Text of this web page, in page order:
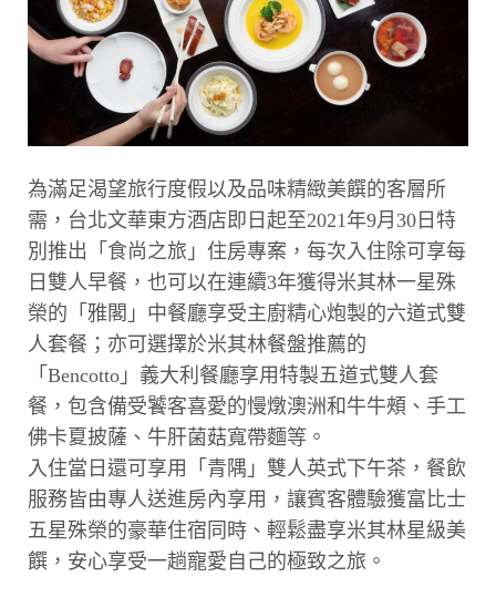
為滿足渴望旅行度假以及品味精緻美饌的客層所
需，台北文華東方酒店即日起至2021年9月30日特
別推出「食尚之旅」住房專案，每次入住除可享每
日雙人早餐，也可以在連續3年獲得米其林一星殊
榮的「雅閣」中餐廳享受主廚精心炮製的六道式雙
人套餐；亦可選擇於米其林餐盤推薦的
「Bencotto」義大利餐廳享用特製五道式雙人套
餐，包含備受饕客喜愛的慢燉澳洲和牛牛頰、手工
佛卡夏披薩、牛肝菌菇寬帶麵等。
入住當日還可享用「青隅」雙人英式下午茶，餐飲
服務皆由專人送進房內享用，讓賓客體驗獲富比士
五星殊榮的豪華住宿同時、輕鬆盡享米其林星級美
饌，安心享受一趟寵愛自己的極致之旅。